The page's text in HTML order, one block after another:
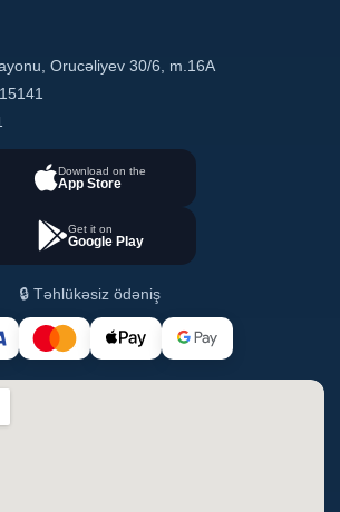
Orucəliyev 30/6, m.16A
Download on the
App Store
Get it on
Google Play
🔒 Təhlükəsiz ödəniş